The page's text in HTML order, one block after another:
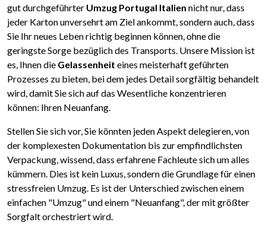
gut durchgeführter Umzug Portugal Italien nicht nur, dass
jeder Karton unversehrt am Ziel ankommt, sondern auch, dass
Sie Ihr neues Leben richtig beginnen können, ohne die
geringste Sorge bezüglich des Transports. Unsere Mission ist
es, Ihnen die Gelassenheit eines meisterhaft geführten
Prozesses zu bieten, bei dem jedes Detail sorgfältig behandelt
wird, damit Sie sich auf das Wesentliche konzentrieren
können: Ihren Neuanfang.
Stellen Sie sich vor, Sie könnten jeden Aspekt delegieren, von
der komplexesten Dokumentation bis zur empfindlichsten
Verpackung, wissend, dass erfahrene Fachleute sich um alles
kümmern. Dies ist kein Luxus, sondern die Grundlage für einen
stressfreien Umzug. Es ist der Unterschied zwischen einem
einfachen "Umzug" und einem "Neuanfang", der mit größter
Sorgfalt orchestriert wird.